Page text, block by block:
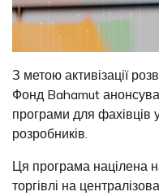
З метою активізації
Фонд Bahamut
програми для фахівців
розробників.
Ця програма націлена
торгівлі на